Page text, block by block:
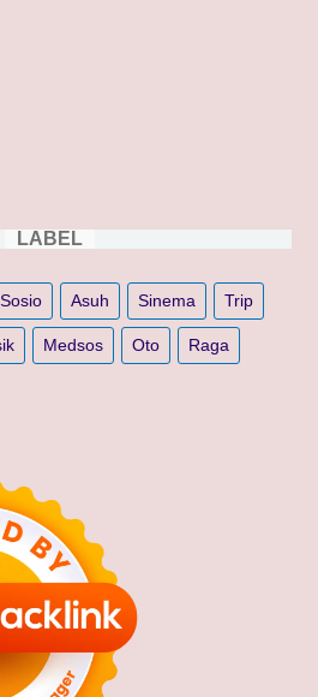
LABEL
Sosio Asuh Sinema Trip
Medsos Oto Raga